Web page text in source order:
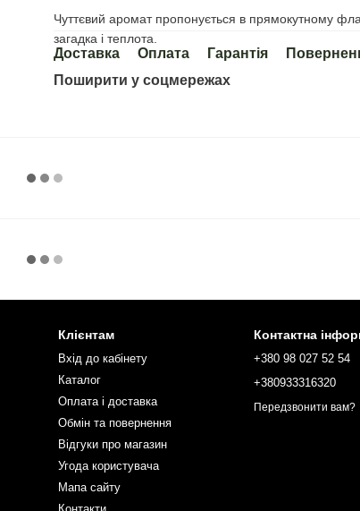
Чуттєвий аромат пропонується в прямокутному
загадка і теплота.
Доставка Оплата Гарантія
Поширити у соцмережах
Клієнтам
Вхід до кабінету
Каталог
Оплата і доставка
Обмін та повернення
Відгуки про магазин
Угода користувача
Мапа сайту
Контактна
+380 98 027 52 54
+380933316320
Передзвонити вам?